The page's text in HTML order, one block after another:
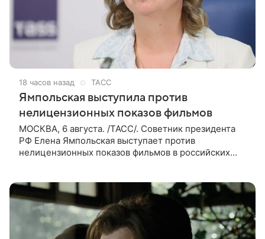
18 часов назад ТАСС
Ямпольская выступила против
нелицензионных показов фильмов
МОСКВА, 6 августа. /ТАСС/. Советник президента
РФ Елена Ямпольская выступает против
нелицензионных показов фильмов в российских